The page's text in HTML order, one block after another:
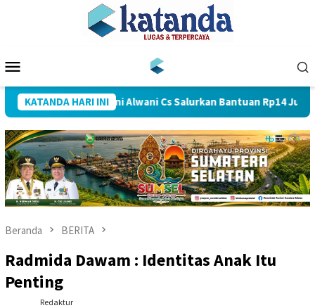
Mobile
KATANDA HARI INI
Arwani Alwani Cs Salurkan Bantuan Rp14 Juta untuk
Beranda BERITA
Radmida Dawam : Identitas Anak Itu
Penting
Redaktur